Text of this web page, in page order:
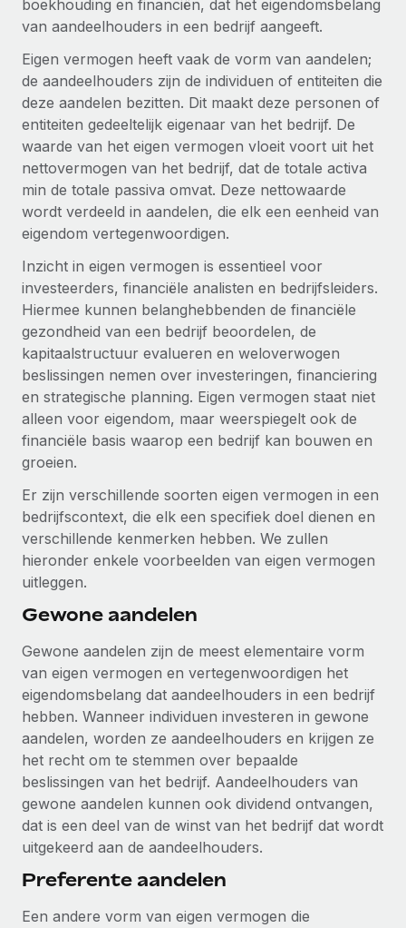
Zzp'ers internationaal onboarden en beheren
Ingewikkelde HR-taken eenvoudig uitbesteden
INFRASTRUCTUUR
Remote Embedded
HR naadloos in workflows integreren
Platform
Ingebouwde essentiële HR-functies voor je team
Verbinden
Nieuw
AI-tools koppelen aan Remote met onze MCP
Integraties
Processen stroomlijnen met essentiële zakelijke tools
DIENSTEN
Vraag een expert
Krijg hulp van global HR- en juridische experts
Achtergrondonderzoek
Vereenvoudig het screeningsproces van
kandidaten
Compliance Watchtower
Blijf compliance-risico's voor
Apparaatbeheer
Lever en track wereldwijd IT-middelen
Entiteiten oprichten
Stel snel compliant entiteiten op
Mobiliteit en overplaatsing
Plaats werknemers moeiteloos over
Secundaire arbeidsvoorwaarden
beheren
Start-ups
Flexibele global HR en payroll solutions voor groeiende
bedrijven
Teams uitbreiden met HR solutions op maat
Enterprise
Global HR voor grote bedrijven
WERK MET ONS SAMEN
Strategische technologiepartners
Integreer global HR flexibel in je platform
Een partner worden
Ontdek hoe je met ons kunt samenwerken
Remote Build Binnenkort beschikbaar
Integraties en advies over AI-automatiseringen
CASESTUDY'S
Hoe AI-pionier Weaviate zijn team met 120%
liet groeien met Remote
Weaviate in één oogopslag Weaviate bouwt open source,
AI-first infrastructuur. De missie van het...
Meer informatie
De strategische samenwerking tussen
Reverse Tech en Remote voor zzp- en payroll-
beheer
Reverse Tech in een oogopslag Reverse Tech, een start-
up op het gebied van gezondheid en welzijn,...
Betalingscalculator voor zzp'ers
Ontdek valuta-opties en betaalsnelheden voor
internationale zzp'ers
LEREN MET REMOTE
Onderzoek en gidsen
Casestudy's
HR-woordenlijst
Checklists en templates
Bibliotheek met functiebeschrijvingen
Webinars
Evenementen
Newsroom
Inzicht in salaris en talent
Support
Alle bronnen bekijken
BLOG
Global Payroll
EOR en PEO
Contractor Management
Belastingen
Naar de blog
BLOG
integraties en Contractor Management Plus
Nederlands
Français
Deutsch
Español
Italiano
日本語
한국어
中文（简体）
Inloggen
boekhouding en financiën, dat het eigendomsbelang
van aandeelhouders in een bedrijf aangeeft.
Eigen vermogen heeft vaak de vorm van aandelen;
de aandeelhouders zijn de individuen of entiteiten die
deze aandelen bezitten. Dit maakt deze personen of
entiteiten gedeeltelijk eigenaar van het bedrijf. De
waarde van het eigen vermogen vloeit voort uit het
nettovermogen van het bedrijf, dat de totale activa
min de totale passiva omvat. Deze nettowaarde
wordt verdeeld in aandelen, die elk een eenheid van
eigendom vertegenwoordigen.
Inzicht in eigen vermogen is essentieel voor
investeerders, financiële analisten en bedrijfsleiders.
Hiermee kunnen belanghebbenden de financiële
gezondheid van een bedrijf beoordelen, de
kapitaalstructuur evalueren en weloverwogen
beslissingen nemen over investeringen, financiering
en strategische planning. Eigen vermogen staat niet
alleen voor eigendom, maar weerspiegelt ook de
financiële basis waarop een bedrijf kan bouwen en
groeien.
Er zijn verschillende soorten eigen vermogen in een
bedrijfscontext, die elk een specifiek doel dienen en
verschillende kenmerken hebben. We zullen
hieronder enkele voorbeelden van eigen vermogen
uitleggen.
Gewone aandelen
Gewone aandelen zijn de meest elementaire vorm
van eigen vermogen en vertegenwoordigen het
eigendomsbelang dat aandeelhouders in een bedrijf
hebben. Wanneer individuen investeren in gewone
aandelen, worden ze aandeelhouders en krijgen ze
het recht om te stemmen over bepaalde
beslissingen van het bedrijf. Aandeelhouders van
gewone aandelen kunnen ook dividend ontvangen,
dat is een deel van de winst van het bedrijf dat wordt
uitgekeerd aan de aandeelhouders.
Preferente aandelen
Een andere vorm van eigen vermogen die